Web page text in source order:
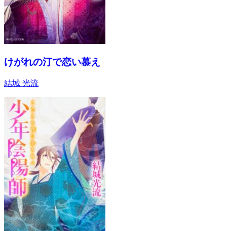
けがれの汀で恋い慕え
結城 光流